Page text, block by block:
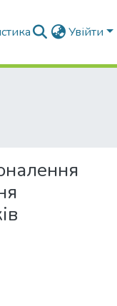
Увійти